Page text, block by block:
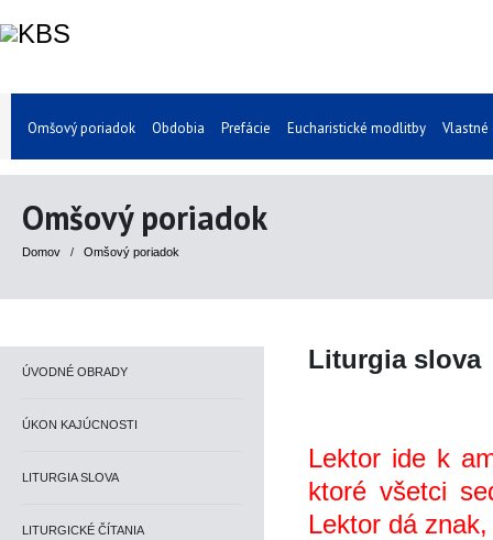
Omšový poriadok Obdobia Prefácie Eucharistické modlitby Vlastné
Omšový poriadok
Domov / Omšový poriadok
ÚVODNÉ OBRADY
ÚKON KAJÚCNOSTI
LITURGIA SLOVA
LITURGICKÉ ČÍTANIA
Liturgia slova
Lektor ide k
ktoré všetci
Lektor dá